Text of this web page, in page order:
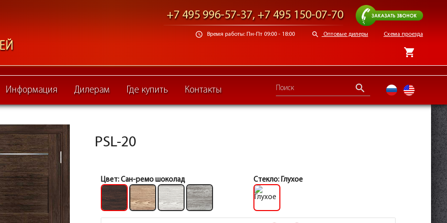
+7 495 996-57-37, +7 495 150-07-70
Заказать звонок
schedule Время работы: Пн-Пт 09:00 - 18:00 search Оптовые дилеры Схема проезда
shopping_cart
Информация Дилерам Где купить Контакты search ru en
PSL-20
Цвет: Сан-ремо шоколад Стекло:Глухое